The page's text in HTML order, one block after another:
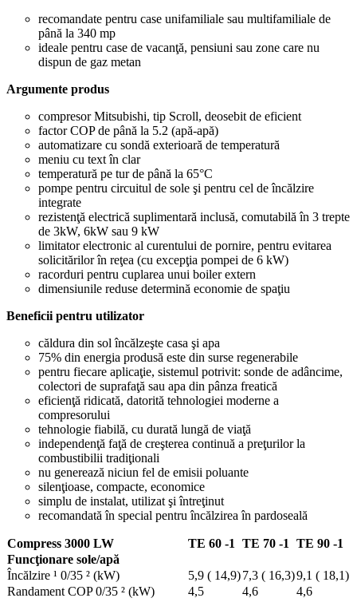
recomandate pentru case unifamiliale sau multifamiliale de
până la 340 mp
ideale pentru case de vacanţă, pensiuni sau zone care nu
dispun de gaz metan
Argumente produs
compresor Mitsubishi, tip Scroll, deosebit de eficient
factor COP de până la 5.2 (apă-apă)
automatizare cu sondă exterioară de temperatură
meniu cu text în clar
temperatură pe tur de până la 65°C
pompe pentru circuitul de sole şi pentru cel de încălzire
integrate
rezistenţă electrică suplimentară inclusă, comutabilă în 3 trepte
de 3kW, 6kW sau 9 kW
limitator electronic al curentului de pornire, pentru evitarea
solicitărilor în reţea (cu excepţia pompei de 6 kW)
racorduri pentru cuplarea unui boiler extern
dimensiunile reduse determină economie de spaţiu
Beneficii pentru utilizator
căldura din sol încălzeşte casa şi apa
75% din energia produsă este din surse regenerabile
pentru fiecare aplicaţie, sistemul potrivit: sonde de adâncime,
colectori de suprafaţă sau apa din pânza freatică
eficienţă ridicată, datorită tehnologiei moderne a
compresorului
tehnologie fiabilă, cu durată lungă de viaţă
independenţă faţă de creşterea continuă a preţurilor la
combustibilii tradiţionali
nu generează niciun fel de emisii poluante
silenţioase, compacte, economice
simplu de instalat, utilizat şi întreţinut
recomandată în special pentru încălzirea în pardoseală
Compress 3000 LW TE 60 -1 TE 70 -1
TE 90 -1
Funcţionare sole/apă
Încălzire ¹ 0/35 ² (kW)
5,9 ( 14,9)7,3 ( 16,3)9,1 ( 18,1)
Randament COP 0/35 ² (kW)
4,5 4,6
4,6